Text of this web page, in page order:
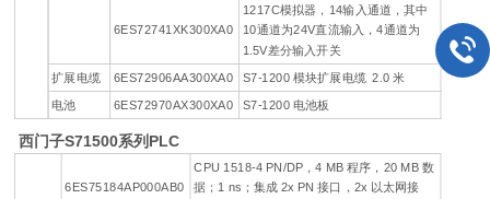
6ES72741XK300XA0
1217C模拟器，14输入通道，其中
10通道为24V直流输入，4通道为
1.5V差分输入开关
扩展电缆
6ES72906AA300XA0
S7-1200 模块扩展电缆 2.0 米
电池
6ES72970AX300XA0 S7-1200 电池板
西门子S71500系列PLC
6ES75184AP000AB0
CPU 1518-4 PN/DP，4 MB 程序，20 MB 数
据；1 ns；集成 2x PN 接口，2x 以太网接